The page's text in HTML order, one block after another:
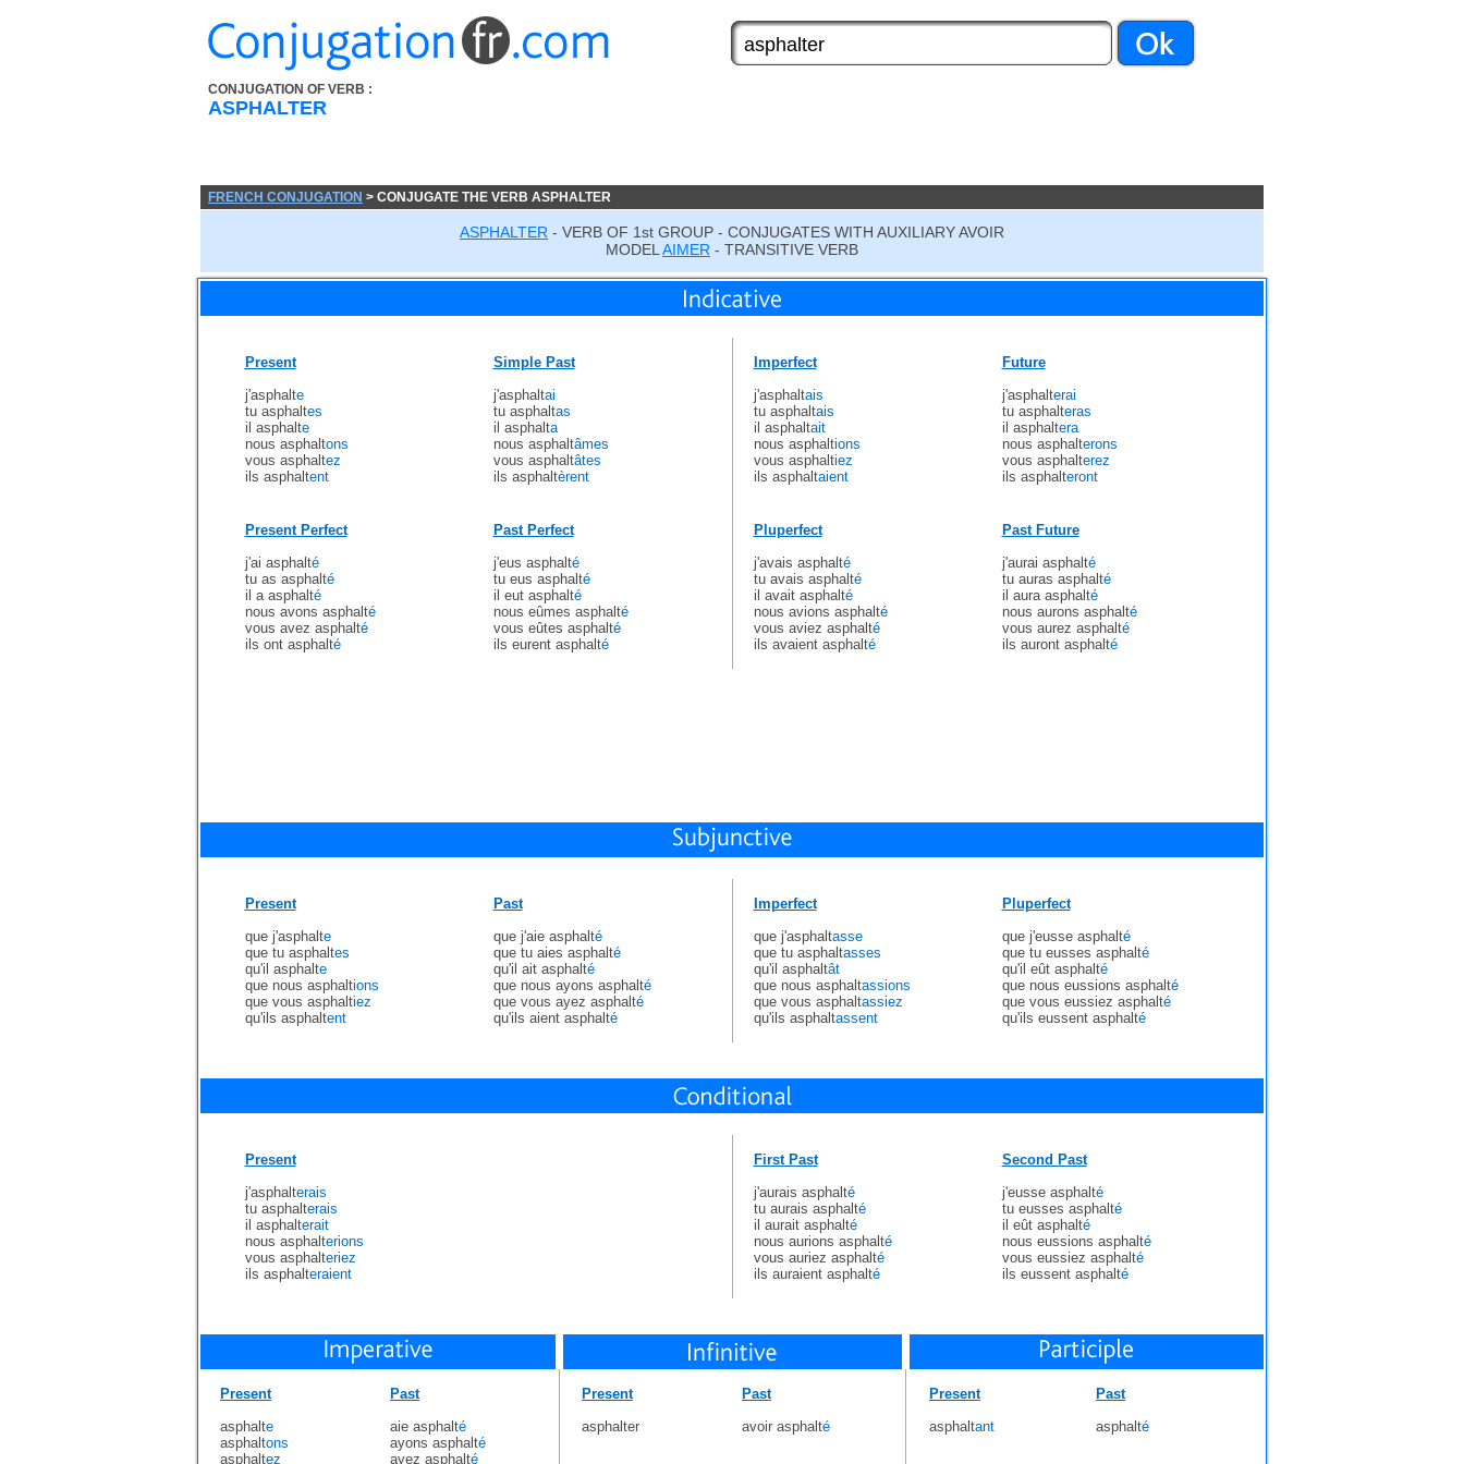
CONJUGATION OF VERB :
ASPHALTER
FRENCH CONJUGATION > CONJUGATE THE VERB ASPHALTER
ASPHALTER - VERB OF 1st GROUP - CONJUGATES WITH AUXILIARY AVOIR
MODEL AIMER - TRANSITIVE VERB
Present
j'asphalte
tu asphaltes
il asphalte
nous asphaltons
vous asphaltez
ils asphaltent
Simple Past
j'asphaltai
tu asphaltas
il asphalta
nous asphaltâmes
vous asphaltâtes
ils asphaltèrent
Present Perfect
j'ai asphalté
tu as asphalté
il a asphalté
nous avons asphalté
vous avez asphalté
ils ont asphalté
Past Perfect
j'eus asphalté
tu eus asphalté
il eut asphalté
nous eûmes asphalté
vous eûtes asphalté
ils eurent asphalté
Imperfect
j'asphaltais
tu asphaltais
il asphaltait
nous asphaltions
vous asphaltiez
ils asphaltaient
Future
j'asphalterai
tu asphalteras
il asphaltera
nous asphalterons
vous asphalterez
ils asphalteront
Pluperfect
j'avais asphalté
tu avais asphalté
il avait asphalté
nous avions asphalté
vous aviez asphalté
ils avaient asphalté
Past Future
j'aurai asphalté
tu auras asphalté
il aura asphalté
nous aurons asphalté
vous aurez asphalté
ils auront asphalté
Present
que j'asphalte
que tu asphaltes
qu'il asphalte
que nous asphaltions
que vous asphaltiez
qu'ils asphaltent
Past
que j'aie asphalté
que tu aies asphalté
qu'il ait asphalté
que nous ayons asphalté
que vous ayez asphalté
qu'ils aient asphalté
Imperfect
que j'asphaltasse
que tu asphaltasses
qu'il asphaltât
que nous asphaltassions
que vous asphaltassiez
qu'ils asphaltassent
Pluperfect
que j'eusse asphalté
que tu eusses asphalté
qu'il eût asphalté
que nous eussions asphalté
que vous eussiez asphalté
qu'ils eussent asphalté
Present
j'asphalterais
tu asphalterais
il asphalterait
nous asphalterions
vous asphalteriez
ils asphalteraient
First Past
j'aurais asphalté
tu aurais asphalté
il aurait asphalté
nous aurions asphalté
vous auriez asphalté
ils auraient asphalté
Second Past
j'eusse asphalté
tu eusses asphalté
il eût asphalté
nous eussions asphalté
vous eussiez asphalté
ils eussent asphalté
Present
asphalte
asphaltons
asphaltez
Past
aie asphalté
ayons asphalté
ayez asphalté
Present
asphalter
Past
avoir asphalté
Present
asphaltant
Past
asphalté